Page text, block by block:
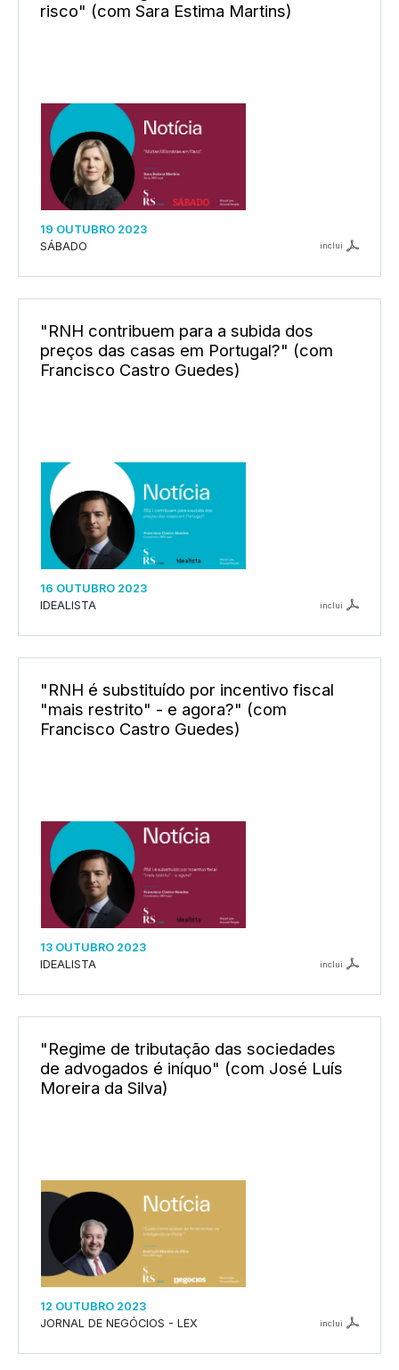
risco" (com Sara Estima Martins)
19 OUTUBRO 2023
SÁBADO
inclui
"RNH contribuem para a subida dos
preços das casas em Portugal?" (com
Francisco Castro Guedes)
16 OUTUBRO 2023
IDEALISTA
inclui
"RNH é substituído por incentivo fiscal
"mais restrito" - e agora?" (com
Francisco Castro Guedes)
13 OUTUBRO 2023
IDEALISTA
inclui
"Regime de tributação das sociedades
de advogados é iníquo" (com José Luís
Moreira da Silva)
12 OUTUBRO 2023
JORNAL DE NEGÓCIOS - LEX
inclui